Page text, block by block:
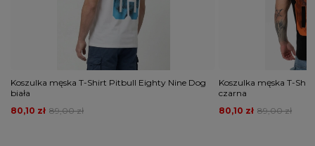
Koszulka męska T-Shirt Pitbull Eighty Nine Dog
biała
89,00 zł
80,10 zł
Koszulka męska T-
czarna
89,00 zł
80,10 zł